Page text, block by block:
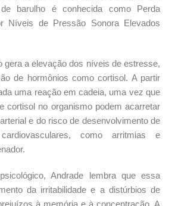
barulho é conhecida como Perda
Níveis de Pressão Sonora Elevados
gera a elevação dos níveis de estresse,
de hormônios como cortisol. A partir
uma reação em cadeia, uma vez que
cortisol no organismo podem acarretar
e do risco de desenvolvimento de
como arritmias e
Andrade lembra que essa
da irritabilidade e a distúrbios de
à memória e à concentração. A